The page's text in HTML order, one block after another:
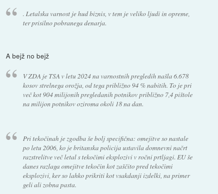
. Letalska varnost je hud biznis, v tem je veliko ljudi in opreme,
ter prisilno pobranega denarja.
A bejž no bejž
V ZDA je TSA v letu 2024 na varnostnih pregledih našla 6.678
kosov strelnega orožja, od tega približno 94 % nabitih. To je pri
več kot 904 milijonih pregledanih potnikov približno 7,4 pištole
na milijon potnikov oziroma okoli 18 na dan.
Pri tekočinah je zgodba še bolj specifična: omejitve so nastale
po letu 2006, ko je britanska policija ustavila domnevni načrt
razstrelitve več letal s tekočimi eksplozivi v ročni prtljagi. EU še
danes razlaga omejitve tekočin kot zaščito pred tekočimi
eksplozivi, ker so lahko prikriti kot vsakdanji izdelki, na primer
geli ali zobna pasta.